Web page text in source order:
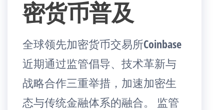
密货币普及
全球领先加密货币交易所Coinbase
近期通过监管倡导、技术革新与
战略合作三重举措，加速加密生
态与传统金融体系的融合。 监管